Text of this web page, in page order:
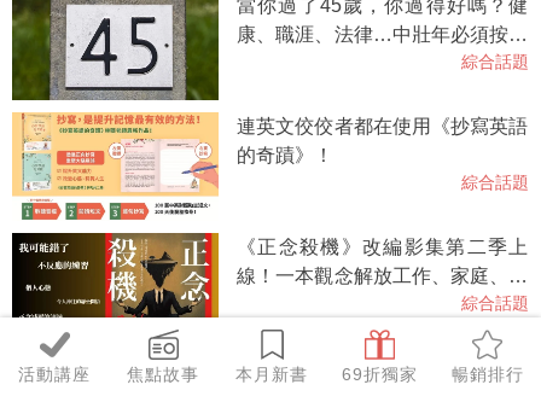
活動講座 焦點故事 本月新書 69折獨家 暢銷排行
當你過了45歲，你過得好嗎？健
康、職涯、法律…中壯年必須按齡
綜合話題
連英文佼佼者都在使用《抄寫英語
的奇蹟》！
綜合話題
《正念殺機》改編影集第二季上
線！一本觀念解放工作、家庭、教
養，一本小說讀滿驚悚、喜劇、諮
商。
綜合話題
【內含試聽】抄寫英語的奇蹟2，